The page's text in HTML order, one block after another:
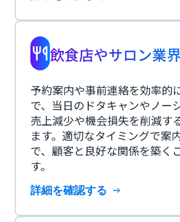
飲食店やサロン業界
予約案内や事前連絡を効率的
で、当日のドタキャンやノー
売上減少や機会損失を削減す
ます。適切なタイミングで案
で、顧客と良好な関係を築く
す。
詳細を確認する